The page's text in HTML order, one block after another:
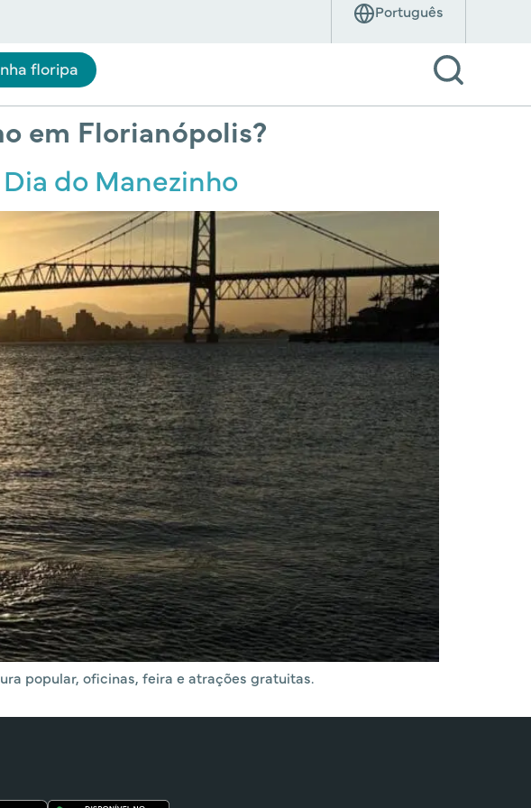
floripa
em Florianópolis?
do Manezinho
popular, oficinas, feira e atrações gratuitas.